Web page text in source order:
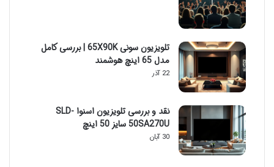
تلویزیون سونی 65X90K | بررسی کامل
مدل 65 اینچ هوشمند
22 آذر
نقد و بررسی تلویزیون اسنوا SLD-
50SA270U سایز 50 اینچ
30 آبان